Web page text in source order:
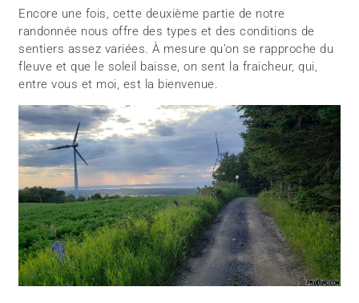
Encore une fois, cette deuxième partie de notre
randonnée nous offre des types et des conditions de
sentiers assez variées. À mesure qu’on se rapproche du
fleuve et que le soleil baisse, on sent la fraicheur, qui,
entre vous et moi, est la bienvenue.